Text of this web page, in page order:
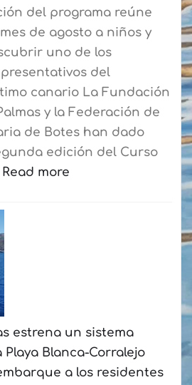
del programa reúne
de agosto a niños y
uno de los
del
canario La Fundación
y la Federación de
de Botes han dado
edición del Curso
Read more
estrena un sistema
Blanca-Corralejo
a los residentes